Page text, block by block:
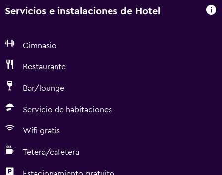
Servicios e instalaciones de Hotel
Gimnasio
Restaurante
Bar/lounge
Servicio de habitaciones
Wifi gratis
Tetera/cafetera